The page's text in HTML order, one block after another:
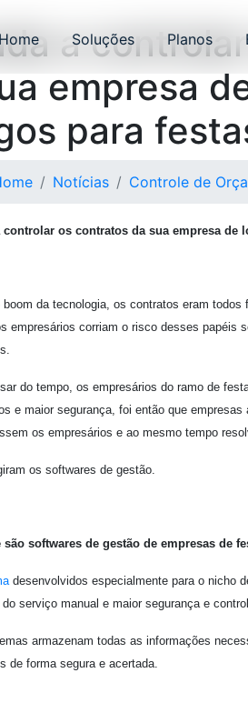
Home Soluções Planos
a
empresa
para
Notícias Controle de
controlar os contratos da sua empresa de
boom da tecnologia, os contratos eram
empresários corriam o risco desses papéis
do tempo, os empresários do ramo de
e maior segurança, foi então que
os empresários e ao mesmo tempo
os softwares de gestão.
são softwares de gestão de empresas de
desenvolvidos especialmente para o nicho
serviço manual e maior segurança e
armazenam todas as informações
de forma segura e acertada.